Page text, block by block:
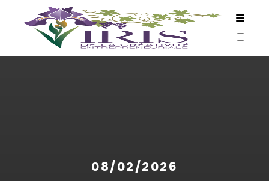
ARTICLES
08/02/2026